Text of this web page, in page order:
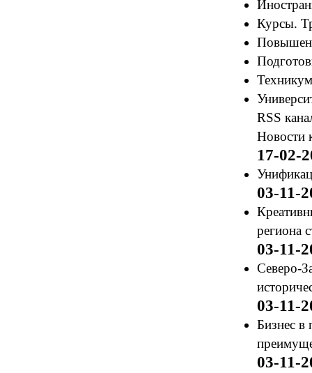
Курсы.
RSS
Новости
17-02-
03-11-
региона
03-11-
Северо-
03-11-
Бизнес в
03-11-